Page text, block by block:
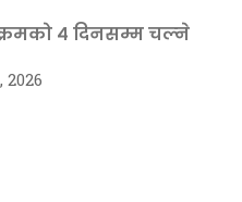
४ दिनसम्म चल्ने
2026